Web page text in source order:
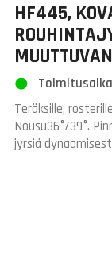
HF445,
Teräksille,
Nousu36°/39°.
jyrsiä